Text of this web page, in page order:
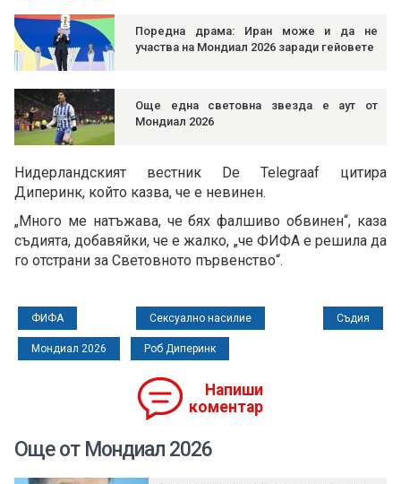
Поредна драма: Иран може и да не
участва на Мондиал 2026 заради гейовете
Още една световна звезда е аут от
Мондиал 2026
Нидерландският вестник De Telegraaf цитира
Диперинк, който казва, че е невинен.
„Много ме натъжава, че бях фалшиво обвинен“, каза
съдията, добавяйки, че е жалко, „че ФИФА е решила да
го отстрани за Световното първенство“.
ФИФА Сексуално насилие Съдия
Мондиал 2026 Роб Диперинк
Напиши
коментар
Още от Мондиал 2026